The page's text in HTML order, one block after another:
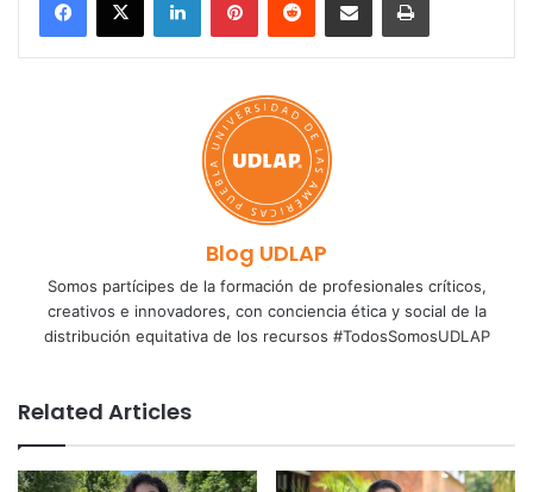
Blog UDLAP
Somos partícipes de la formación de profesionales críticos,
creativos e innovadores, con conciencia ética y social de la
distribución equitativa de los recursos #TodosSomosUDLAP
Related Articles